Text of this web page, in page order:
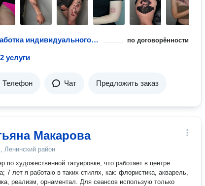
Разработка индивидуального эскиза татуировки по договорённости
услуги
Телефон Чат Предложить заказ
Макарова
Ленинский район
по художественной татуировке, что работает в центре
7 лет я работаю в таких стилях, как: флористика, акварель,
реализм, орнаментал. Для сеансов использую только